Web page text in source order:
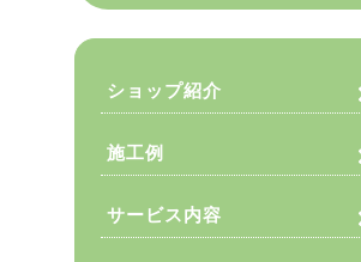
ショップ紹介
施工例
サービス内容